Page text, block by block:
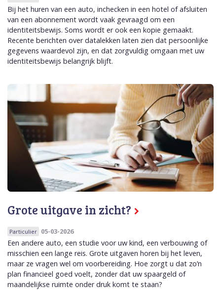
Bij het huren van een auto, inchecken in een hotel of afsluiten
van een abonnement wordt vaak gevraagd om een
identiteitsbewijs. Soms wordt er ook een kopie gemaakt.
Recente berichten over datalekken laten zien dat persoonlijke
gegevens waardevol zijn, en dat zorgvuldig omgaan met uw
identiteitsbewijs belangrijk blijft.
Grote uitgave in zicht?
Particulier 05-03-2026
Een andere auto, een studie voor uw kind, een verbouwing of
misschien een lange reis. Grote uitgaven horen bij het leven,
maar ze vragen wel om voorbereiding. Hoe zorgt u dat zo’n
plan financieel goed voelt, zonder dat uw spaargeld of
maandelijkse ruimte onder druk komt te staan?